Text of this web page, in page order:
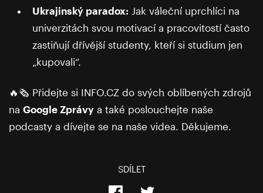
Ukrajinský paradox: Jak váleční uprchlíci na
univerzitách svou motivací a pracovitostí často
zastiňují dřívější studenty, kteří si studium jen
„kupovali“.
🔥🗞️ Přidejte si INFO.CZ do svých oblíbených zdrojů
na Google Zprávy a také poslouchejte naše
podcasty a dívejte se na naše videa. Děkujeme.
SDÍLET